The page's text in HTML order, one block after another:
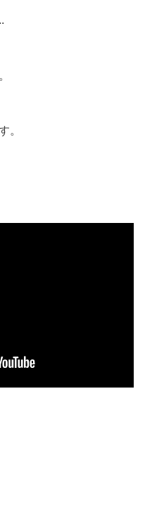
。